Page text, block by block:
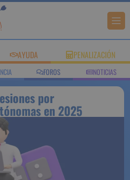
AYUDA PENALIZACIÓN
FOROS NOTICIAS
por
en 2025